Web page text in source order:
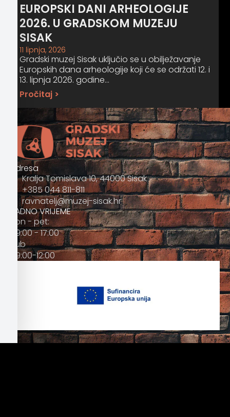
EUROPSKI DANI ARHEOLOGIJE
2026. U GRADSKOM MUZEJU
SISAK
11 lipnja, 2026
Gradski muzej Sisak uključio se u obilježavanje
Europskih dana arheologije koji će se održati 12. i
13. lipnja 2026. godine…
Pročitaj >
Adresa
Kralja Tomislava 10, 44000 Sisak
+385 044 811-811
ravnatelj@muzej-sisak.hr
RADNO VRIJEME
Pon - pet:
09:00 - 17:00
Sub
09:00-12:00